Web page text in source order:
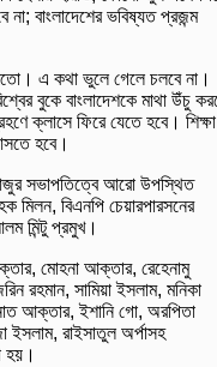
বাংলাদেশের ভবিষ্যত প্রজন্ম
এ কথা ভুলে গেলে চলবে না।
বুকে বাংলাদেশকে মাথা উঁচু
ক্লাসে ফিরে যেতে হবে। শিক্ষা
হবে।
সভাপতিত্বে আরো উপস্থিত
মিলন, বিএনপি চেয়ারপারসনের
মিন্টু প্রমুখ।
মোহনা আক্তার, রেহেনামু
রহমান, সামিয়া ইসলাম, মনিকা
আক্তার, ইশানি গো, অরপিতা
রাইসাতুল অর্পাসহ
হয়।